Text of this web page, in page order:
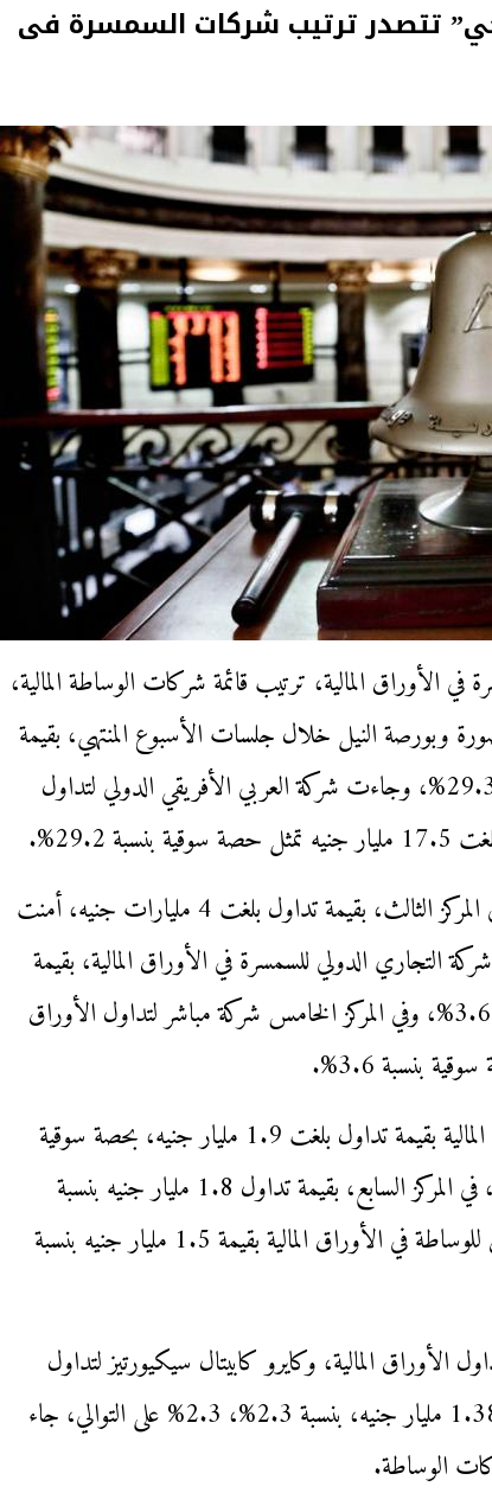
“إي إف جي” تتصدر ترتيب شركات السمسرة فى
المالية، ترتيب قائمة شركات الوساطة المالية،
وبورصة النيل خلال جلسات الأسبوع المنتهي، بقيمة
تداول بلغت 17.5 مليار جنيه، بحصة سوقية بلغت 29.3%، وجاءت شركة العربي الأفريقي الدولي لتداول
وحلت شركة هيرميس للوساطة في الأوراق المالية في المركز الثالث، بقيمة تداول بلغت 4 مليارات جنيه، أمنت
الرابع تأتى شركة التجاري الدولي للسمسرة في الأوراق المالية، بقيمة
تداول بلغت 2.132 مليار جنيه بحصة سوقية بنسبة 3.6%، وفي المركز الخامس شركة مباشر لتداول الأوراق
وجاء في المركز السادس شركة ثاندر لتداول الأوراق المالية بقيمة تداول بلغت 1.9 مليار جنيه، بحصة سوقية
بنسبة 3.2%، وشركة بايونيرز لتداول الأوراق المالية، في المركز السابع، بقيمة تداول 1.8 مليار جنيه بنسبة
2.9%، وحل في المركز الثامن شركة عربية اون لاين للوساطة في الأوراق المالية بقيمة 1.5 مليار جنيه بنسبة
الأوراق المالية، وكايرو كابيتال سيكيورتيز لتداول
الأوراق المالية بقيمة تداول 1.402 مليار جنيه، 1.381 مليار جنيه، بنسبة 2.3%، 2.3% على التوالي، جاء
الوساطة.